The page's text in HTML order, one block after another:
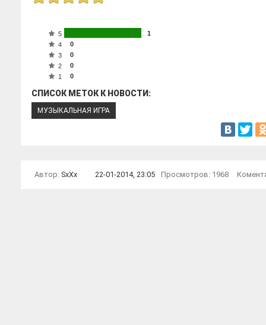
5
1
4
0
3
0
2
0
1
0
СПИСОК МЕТОК К НОВОСТИ:
МУЗЫКАЛЬНАЯ ИГРА
Автор: SxXx 22-01-2014, 23:05 Просмотров: 1968